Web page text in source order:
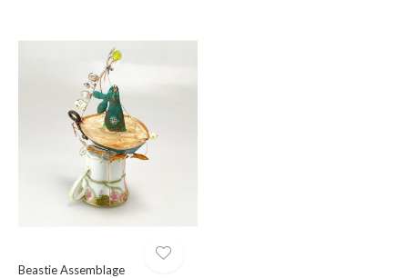
Beastie Assemblage